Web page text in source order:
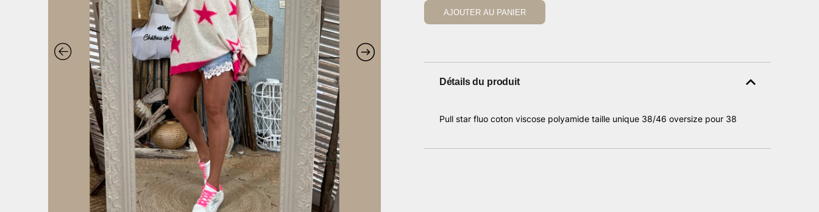
AJOUTER AU PANIER
Détails du produit
Pull star fluo coton viscose polyamide taille unique 38/46 oversize pour 38